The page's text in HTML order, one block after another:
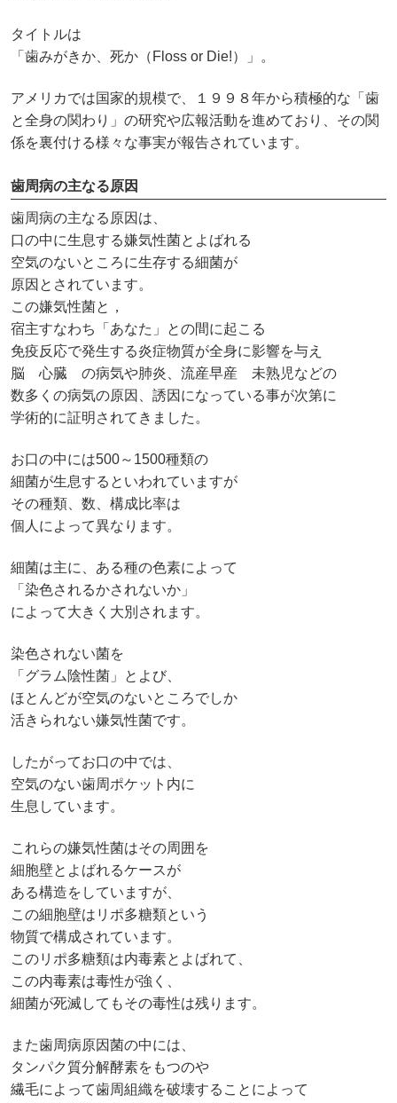
タイトルは
「歯みがきか、死か（Floss or Die!）」。
アメリカでは国家的規模で、１９９８年から積極的な「歯
と全身の関わり」の研究や広報活動を進めており、その関
係を裏付ける様々な事実が報告されています。
歯周病の主なる原因
歯周病の主なる原因は、
口の中に生息する嫌気性菌とよばれる
空気のないところに生存する細菌が
原因とされています。
この嫌気性菌と，
宿主すなわち「あなた」との間に起こる
免疫反応で発生する炎症物質が全身に影響を与え
脳 心臓 の病気や肺炎、流産早産 未熟児などの
数多くの病気の原因、誘因になっている事が次第に
学術的に証明されてきました。
お口の中には500～1500種類の
細菌が生息するといわれていますが
その種類、数、構成比率は
個人によって異なります。
細菌は主に、ある種の色素によって
「染色されるかされないか」
によって大きく大別されます。
染色されない菌を
「グラム陰性菌」とよび、
ほとんどが空気のないところでしか
活きられない嫌気性菌です。
したがってお口の中では、
空気のない歯周ポケット内に
生息しています。
これらの嫌気性菌はその周囲を
細胞壁とよばれるケースが
ある構造をしていますが、
この細胞壁はリポ多糖類という
物質で構成されています。
このリポ多糖類は内毒素とよばれて、
この内毒素は毒性が強く、
細菌が死滅してもその毒性は残ります。
また歯周病原因菌の中には、
タンパク質分解酵素をもつのや
繊毛によって歯周組織を破壊することによって